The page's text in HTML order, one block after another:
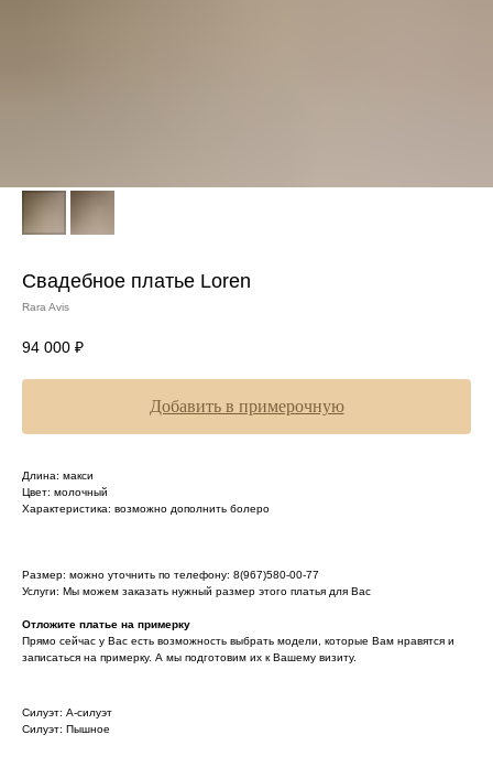
Свадебное платье Loren
Rara Avis
94 000 ₽
Добавить в примерочную
Длина: макси
Цвет: молочный
Характеристика: возможно дополнить болеро
Размер: можно уточнить по телефону: 8(967)580-00-77
Услуги: Мы можем заказать нужный размер этого платья для Вас
Отложите платье на примерку
Прямо сейчас у Вас есть возможность выбрать модели, которые Вам нравятся и
записаться на примерку. А мы подготовим их к Вашему визиту.
Силуэт: А-силуэт
Силуэт: Пышное